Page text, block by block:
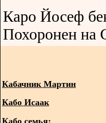
Каро Йосеф
Похоронен на
Кабачник Мартин
Кабо Исаак
Кабо семья: